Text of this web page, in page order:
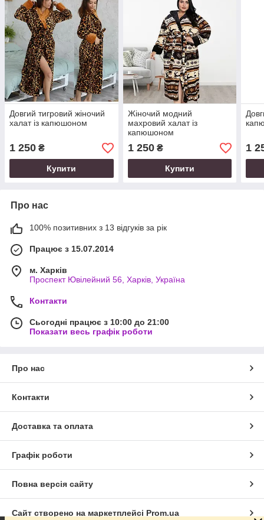
Довгий тигровий жіночий
халат із капюшоном
1 250 ₴
Купити
Жіночий модний
махровий халат із
капюшоном
1 250₴
Купити
1
Про нас
100% позитивних з 13 відгуків за рік
Працює з 15.07.2014
м. Харків
Проспект Ювілейний 56, Харків, Україна
Контакти
Сьогодні працює з 10:00 до 21:00
Показати весь графік роботи
Про нас
Контакти
Доставка та оплата
Графік роботи
Повна версія сайту
Сайт створено на маркетплейсі Prom.ua